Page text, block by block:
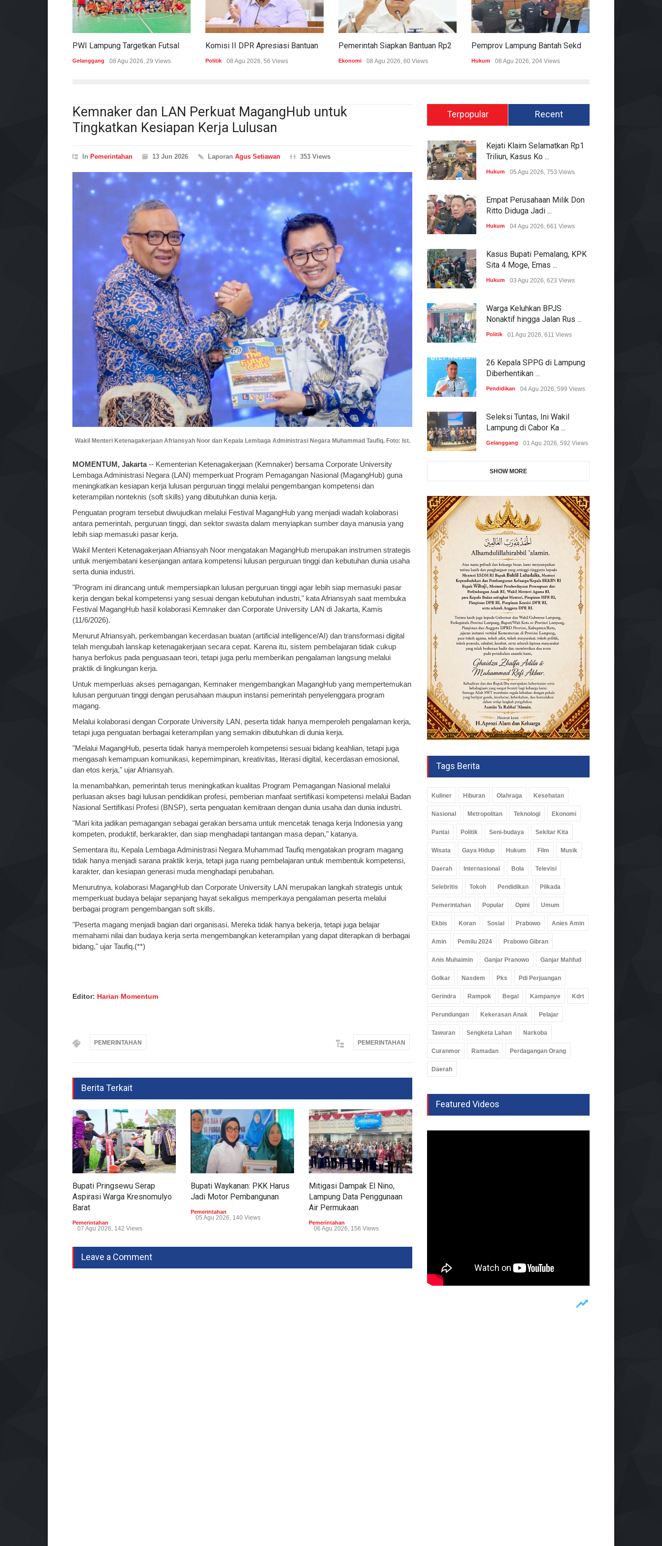
Gelanggang 08 Agu 2026, 29 Views Politik 08 Agu 2026, 56 Views Ekonomi 08 Agu 2026, 60 Views Hukum 08 Agu 2026, 204 Views
Kemnaker dan LAN Perkuat MagangHub untuk
Tingkatkan Kesiapan Kerja Lulusan
In Pemerintahan 13 Jun 2026 Laporan Agus Setiawan 353 Views
Wakil Menteri Ketenagakerjaan Afriansyah Noor dan Kepala Lembaga Administrasi Negara Muhammad Taufiq. Foto: Ist.
MOMENTUM, Jakarta-- Kementerian Ketenagakerjaan (Kemnaker) bersama Corporate University
Lembaga Administrasi Negara (LAN) memperkuat Program Pemagangan Nasional (MagangHub) guna
meningkatkan kesiapan kerja lulusan perguruan tinggi melalui pengembangan kompetensi dan
keterampilan nonteknis (soft skills) yang dibutuhkan dunia kerja.
Penguatan program tersebut diwujudkan melalui Festival MagangHub yang menjadi wadah kolaborasi
antara pemerintah, perguruan tinggi, dan sektor swasta dalam menyiapkan sumber daya manusia yang
lebih siap memasuki pasar kerja.
Wakil Menteri Ketenagakerjaan Afriansyah Noor mengatakan MagangHub merupakan instrumen strategis
untuk menjembatani kesenjangan antara kompetensi lulusan perguruan tinggi dan kebutuhan dunia usaha
serta dunia industri.
"Program ini dirancang untuk mempersiapkan lulusan perguruan tinggi agar lebih siap memasuki pasar
kerja dengan bekal kompetensi yang sesuai dengan kebutuhan industri," kata Afriansyah saat membuka
Festival MagangHub hasil kolaborasi Kemnaker dan Corporate University LAN di Jakarta, Kamis
(11/6/2026).
Menurut Afriansyah, perkembangan kecerdasan buatan (artificial intelligence/AI) dan transformasi digital
telah mengubah lanskap ketenagakerjaan secara cepat. Karena itu, sistem pembelajaran tidak cukup
hanya berfokus pada penguasaan teori, tetapi juga perlu memberikan pengalaman langsung melalui
praktik di lingkungan kerja.
Untuk memperluas akses pemagangan, Kemnaker mengembangkan MagangHub yang mempertemukan
lulusan perguruan tinggi dengan perusahaan maupun instansi pemerintah penyelenggara program
magang.
Melalui kolaborasi dengan Corporate University LAN, peserta tidak hanya memperoleh pengalaman kerja,
tetapi juga penguatan berbagai keterampilan yang semakin dibutuhkan di dunia kerja.
"Melalui MagangHub, peserta tidak hanya memperoleh kompetensi sesuai bidang keahlian, tetapi juga
mengasah kemampuan komunikasi, kepemimpinan, kreativitas, literasi digital, kecerdasan emosional,
dan etos kerja," ujar Afriansyah.
Ia menambahkan, pemerintah terus meningkatkan kualitas Program Pemagangan Nasional melalui
perluasan akses bagi lulusan pendidikan profesi, pemberian manfaat sertifikasi kompetensi melalui Badan
Nasional Sertifikasi Profesi (BNSP), serta penguatan kemitraan dengan dunia usaha dan dunia industri.
"Mari kita jadikan pemagangan sebagai gerakan bersama untuk mencetak tenaga kerja Indonesia yang
kompeten, produktif, berkarakter, dan siap menghadapi tantangan masa depan," katanya.
Sementara itu, Kepala Lembaga Administrasi Negara Muhammad Taufiq mengatakan program magang
tidak hanya menjadi sarana praktik kerja, tetapi juga ruang pembelajaran untuk membentuk kompetensi,
karakter, dan kesiapan generasi muda menghadapi perubahan.
Menurutnya, kolaborasi MagangHub dan Corporate University LAN merupakan langkah strategis untuk
memperkuat budaya belajar sepanjang hayat sekaligus memperkaya pengalaman peserta melalui
berbagai program pengembangan soft skills.
"Peserta magang menjadi bagian dari organisasi. Mereka tidak hanya bekerja, tetapi juga belajar
memahami nilai dan budaya kerja serta mengembangkan keterampilan yang dapat diterapkan di berbagai
bidang," ujar Taufiq.(**)
Editor: Harian Momentum
PEMERINTAHAN PEMERINTAHAN
Berita Terkait
Bupati Pringsewu Serap
Aspirasi Warga Kresnomulyo
Barat
Pemerintahan
07 Agu 2026, 142 Views
Bupati Waykanan: PKK Harus
Jadi Motor Pembangunan
Pemerintahan
05 Agu 2026, 140 Views
Mitigasi Dampak El Nino,
Lampung Data Penggunaan
Air Permukaan
Pemerintahan
06 Agu 2026, 156 Views
Leave a Comment
Terpopular Recent
Kejati Klaim Selamatkan Rp1
Triliun, Kasus Ko ...
Hukum 05 Agu 2026, 753 Views
Empat Perusahaan Milik Don
Ritto Diduga Jadi ...
Hukum 04 Agu 2026, 661 Views
Kasus Bupati Pemalang, KPK
Sita 4 Moge, Emas ...
Hukum 03 Agu 2026, 623 Views
Warga Keluhkan BPJS
Nonaktif hingga Jalan Rus ...
Politik 01 Agu 2026, 611 Views
26 Kepala SPPG di Lampung
Diberhentikan ...
Pendidikan 04 Agu 2026, 599 Views
Seleksi Tuntas, Ini Wakil
Lampung di Cabor Ka ...
Gelanggang 01 Agu 2026, 592 Views
SHOW MORE
Tags Berita
Kuliner Hiburan Olahraga Kesehatan
Nasional Metropolitan Teknologi Ekonomi
Pantai Politik Seni-budaya Sekitar Kita
Wisata Gaya Hidup Hukum Film Musik
Daerah Internasional Bola Televisi
Selebritis Tokoh Pendidikan Pilkada
Pemerintahan Popular Opini Umum
Ekbis Koran Sosial Prabowo Anies Amin
Amin Pemilu 2024 Prabowo Gibran
Anis Muhaimin Ganjar Pranowo Ganjar Mahfud
Golkar Nasdem Pks Pdi Perjuangan
Gerindra Rampok Begal Kampanye Kdrt
Perundungan Kekerasan Anak Pelajar
Tawuran Sengketa Lahan Narkoba
Curanmor Ramadan Perdagangan Orang
Daerah
Featured Videos